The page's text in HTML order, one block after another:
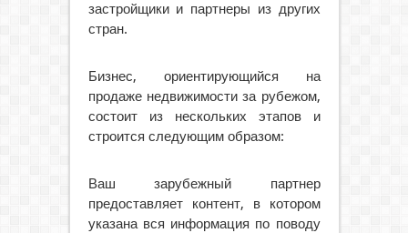
застройщики и партнеры из других
стран.
Бизнес, ориентирующийся на
продаже недвижимости за рубежом,
состоит из нескольких этапов и
строится следующим образом:
Ваш зарубежный партнер
предоставляет контент, в котором
указана вся информация по поводу